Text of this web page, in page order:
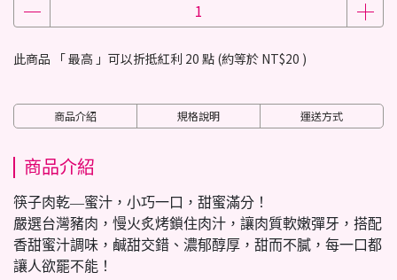
此商品 「 最高 」可以折抵紅利 20 點 (約等於 NT$20 )
商品介紹 規格說明 運送方式
商品介紹
筷子肉乾—蜜汁，小巧一口，甜蜜滿分！
嚴選台灣豬肉，慢火炙烤鎖住肉汁，讓肉質軟嫩彈牙，搭配
香甜蜜汁調味，鹹甜交錯、濃郁醇厚，甜而不膩，每一口都
讓人欲罷不能！